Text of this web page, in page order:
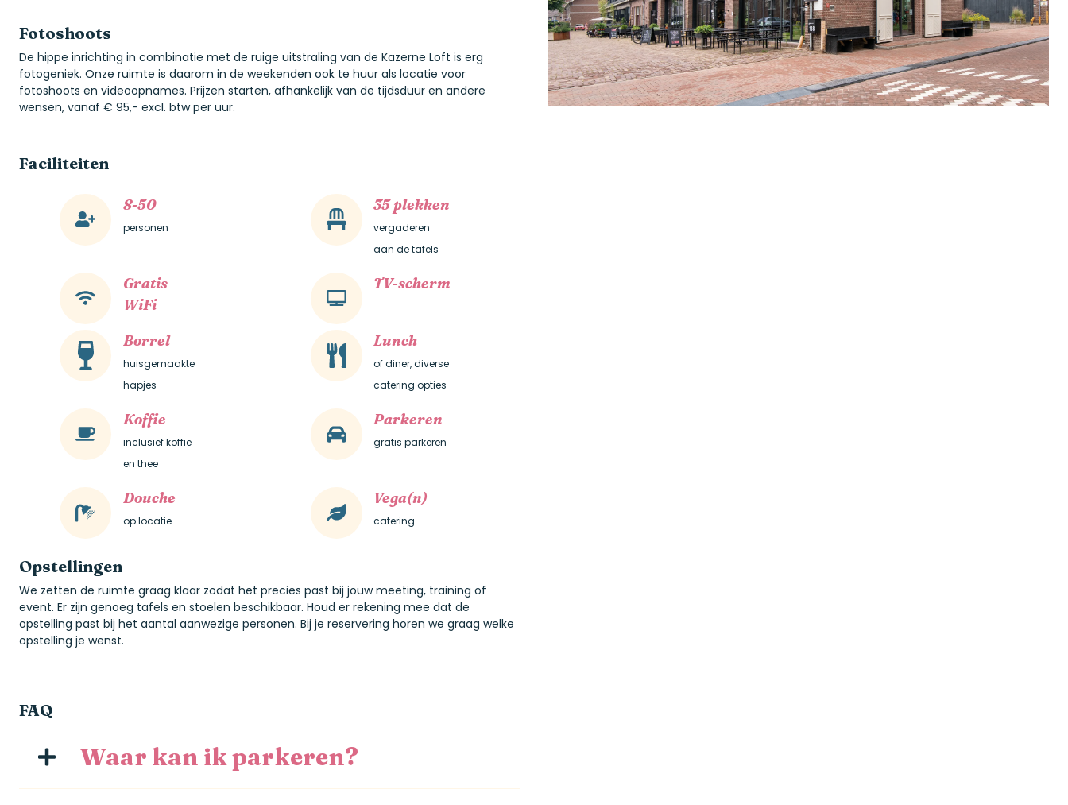
Fotoshoots
De hippe inrichting in combinatie met de ruige uitstraling van de Kazerne Loft is erg
fotogeniek. Onze ruimte is daarom in de weekenden ook te huur als locatie voor
fotoshoots en video­opnames. Prijzen starten, afhankelijk van de tijdsduur en andere
wensen, vanaf € 95,- excl. btw per uur.
Faciliteiten
8-50
personen
35 plekken
vergaderen
aan de tafels
Gratis
WiFi
TV-scherm
Borrel
huisgemaakte
hapjes
Lunch
of diner, diverse
catering opties
Koffie
inclusief koffie
en thee
Parkeren
gratis parkeren
Douche
op locatie
Vega(n)
catering
Opstellingen
We zetten de ruimte graag klaar zodat het precies past bij jouw meeting, training of
event. Er zijn genoeg tafels en stoelen beschikbaar. Houd er rekening mee dat de
opstelling past bij het aantal aanwezige personen. Bij je reservering horen we graag welke
opstelling je wenst.
FAQ
Waar kan ik parkeren?